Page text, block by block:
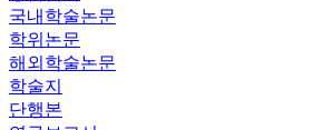
국내학술논문
학위논문
해외학술논문
학술지
단행본